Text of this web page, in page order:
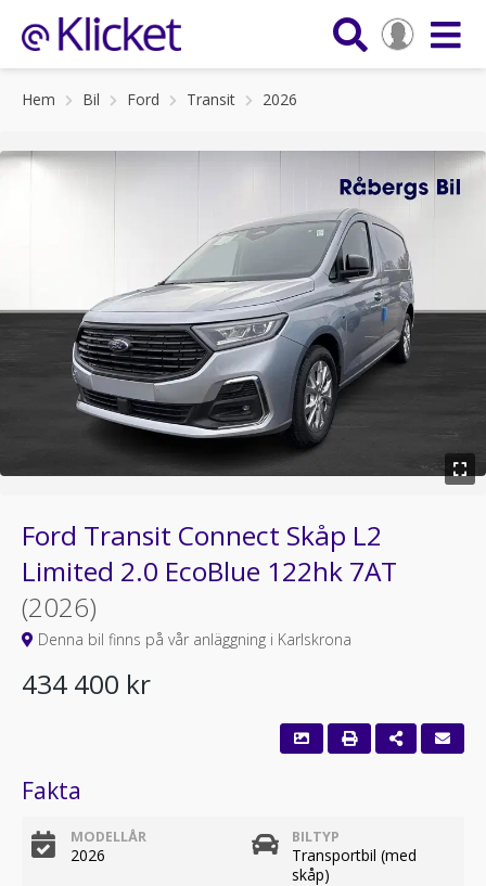
Hem Bil Ford Transit 2026
Ford Transit Connect Skåp L2
Limited 2.0 EcoBlue 122hk 7AT
(2026)
Denna bil finns på vår anläggning i Karlskrona
434 400 kr
Fakta
MODELLÅR
2026
BILTYP
Transportbil (med
skåp)